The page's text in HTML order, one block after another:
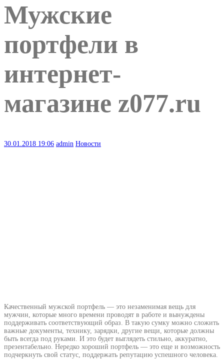
Мужские
портфели в
интернет-
магазине z077.ru
30.01.2018 19:06 admin Новости
Качественный мужской портфель — это незаменимая вещь для
мужчин, которые много времени проводят в работе и вынуждены
поддерживать соответствующий образ. В такую сумку можно сложить
важные документы, технику, зарядки, другие вещи, которые должны
быть всегда под руками. И это будет выглядеть стильно, аккуратно,
презентабельно. Нередко хороший портфель — это еще и возможность
подчеркнуть свой статус, поддержать репутацию успешного человека.